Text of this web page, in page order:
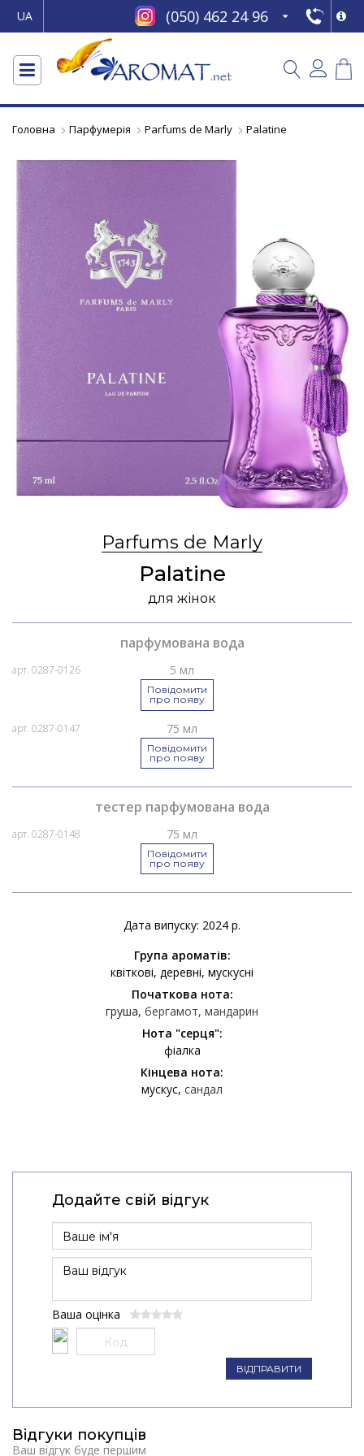
UA (050) 462 24 96
Головна Парфумерія Parfums de Marly Palatine
Parfums de Marly
Palatine
для жінок
парфумована вода
арт. 0287-0126 5 мл
Повідомити
про появу
арт. 0287-0147 75 мл
Повідомити
про появу
тестер парфумована вода
арт. 0287-0148 75 мл
Повідомити
про появу
Дата випуску: 2024 р.
Група ароматів:
квіткові деревні мускусні
Початкова нота:
груша бергамот мандарин
Нота "серця":
фіалка
Кінцева нота:
мускус сандал
Додайте свій відгук
Ваша оцінка
ВІДПРАВИТИ
Відгуки покупців
Ваш відгук буде першим